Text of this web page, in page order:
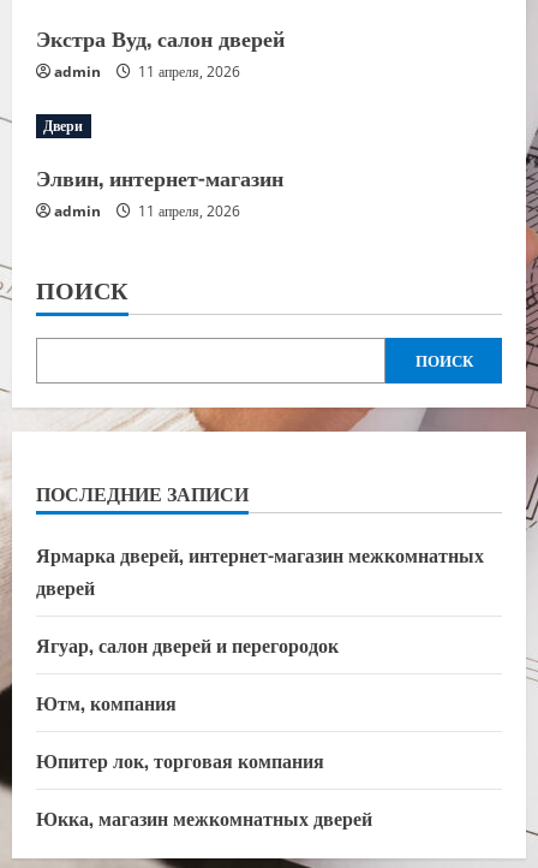
Экстра Вуд, салон дверей
admin 11 апреля, 2026
Двери
Элвин, интернет-магазин
admin 11 апреля, 2026
ПОИСК
ПОИСК
ПОСЛЕДНИЕ ЗАПИСИ
Ярмарка дверей, интернет-магазин межкомнатных
дверей
Ягуар, салон дверей и перегородок
Ютм, компания
Юпитер лок, торговая компания
Юкка, магазин межкомнатных дверей